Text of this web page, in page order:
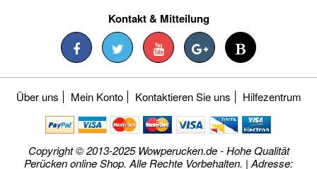
Kontakt & Mitteilung
Über uns Mein Konto Kontaktieren Sie uns Hilfezentrum
Copyright © 2013-2025 Wowperucken.de - Hohe Qualität
Perücken online Shop. Alle Rechte Vorbehalten. | Adresse: